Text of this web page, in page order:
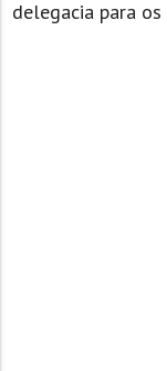
delegacia para